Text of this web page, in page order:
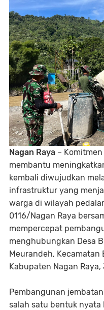
Nagan Raya –
membantu
kembali diwujudkan
infrastruktur yang
warga di wilayah
0116/Nagan Raya
mempercepat
menghubungkan Desa
Meurandeh,
Kabupaten Nagan
Pembangunan
salah satu bentuk nyata